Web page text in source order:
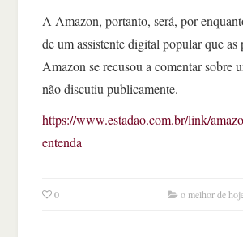
A Amazon, portanto, será, por
de um assistente digital popular que
Amazon se recusou a comentar sobre
não discutiu publicamente.
https://www.estadao.com.br/link/
entenda
0 o melhor de